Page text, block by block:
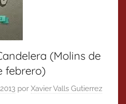
(Molins de
febrero)
por Xavier Valls Gutierrez